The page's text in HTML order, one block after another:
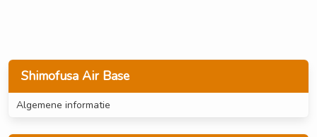
Shimofusa Air Base
Algemene informatie